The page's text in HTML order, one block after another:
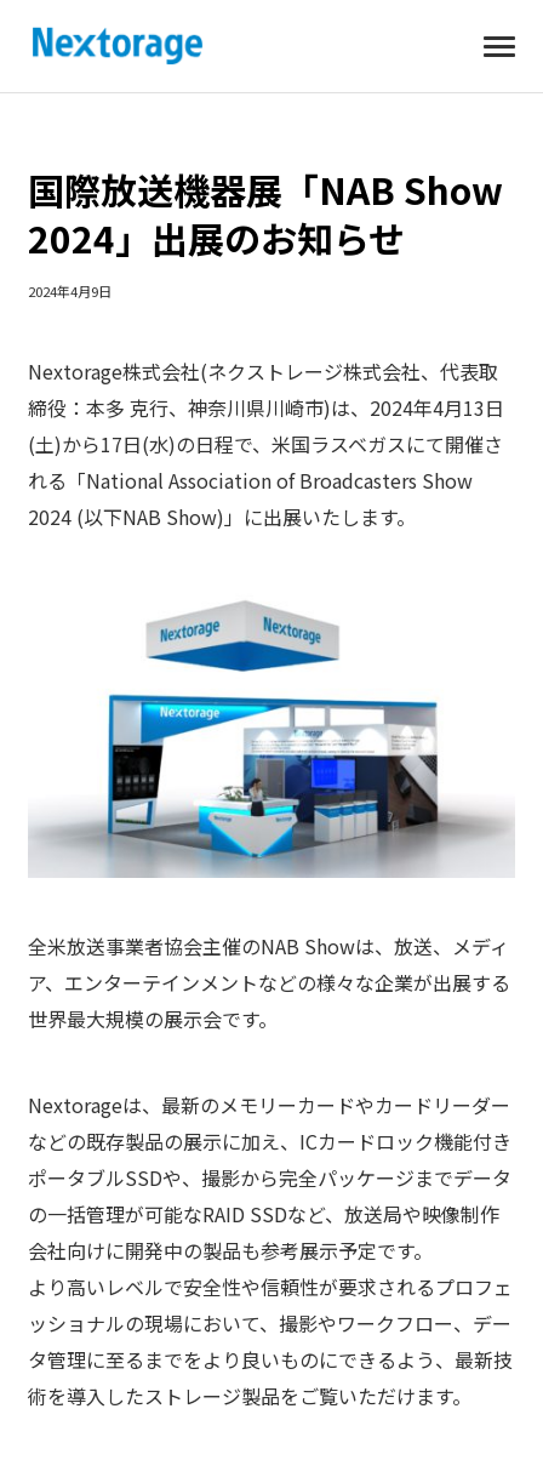
く
国際放送機器展「NAB Show
2024」出展のお知らせ
2024年4月9日
Nextorage株式会社(ネクストレージ株式会社、代表取
締役：本多 克行、神奈川県川崎市)は、2024年4月13日
(土)から17日(水)の日程で、米国ラスベガスにて開催さ
れる「National Association of Broadcasters Show
2024 (以下NAB Show)」に出展いたします。
全米放送事業者協会主催のNAB Showは、放送、メディ
ア、エンターテインメントなどの様々な企業が出展する
世界最大規模の展示会です。
Nextorageは、最新のメモリーカードやカードリーダー
などの既存製品の展示に加え、ICカードロック機能付き
ポータブルSSDや、撮影から完全パッケージまでデータ
の一括管理が可能なRAID SSDなど、放送局や映像制作
会社向けに開発中の製品も参考展示予定です。
より高いレベルで安全性や信頼性が要求されるプロフェ
ッショナルの現場において、撮影やワークフロー、デー
タ管理に至るまでをより良いものにできるよう、最新技
術を導入したストレージ製品をご覧いただけます。